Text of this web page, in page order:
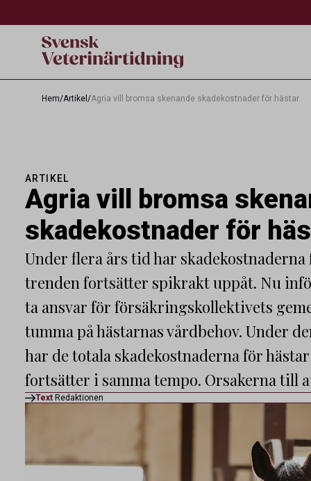
Hem/Artikel /Agria vill bromsa skenande skadekostnader för hästar
ARTIKEL
Agria vill bromsa
skadekostnader för
Under flera års tid har
trenden fortsätter spikrakt uppåt. Nu
ta ansvar för försäkringskollektivets
tumma på hästarnas vårdbehov. Under
har de totala skadekostnaderna för
fortsätter i samma tempo. Orsakerna till
Text Redaktionen